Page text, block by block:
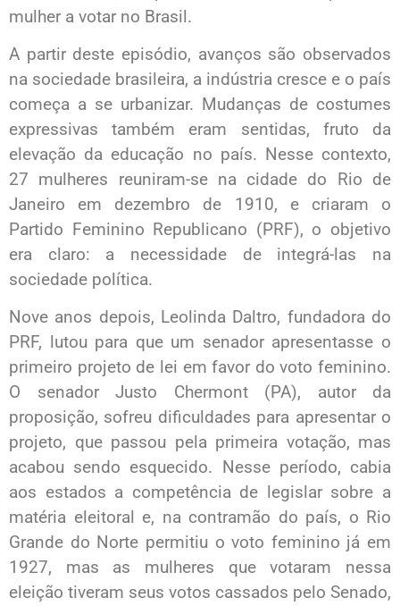
mulher a votar no Brasil.
A partir deste episódio, avanços são observados
na sociedade brasileira, a indústria cresce e o país
começa a se urbanizar. Mudanças de costumes
expressivas também eram sentidas, fruto da
elevação da educação no país. Nesse contexto,
27 mulheres reuniram-se na cidade do Rio de
Janeiro em dezembro de 1910, e criaram o
Partido Feminino Republicano (PRF), o objetivo
era claro: a necessidade de integrá-las na
sociedade política.
Nove anos depois, Leolinda Daltro, fundadora do
PRF, lutou para que um senador apresentasse o
primeiro projeto de lei em favor do voto feminino.
O senador Justo Chermont (PA), autor da
proposição, sofreu dificuldades para apresentar o
projeto, que passou pela primeira votação, mas
acabou sendo esquecido. Nesse período, cabia
aos estados a competência de legislar sobre a
matéria eleitoral e, na contramão do país, o Rio
Grande do Norte permitiu o voto feminino já em
1927, mas as mulheres que votaram nessa
eleição tiveram seus votos cassados pelo Senado,